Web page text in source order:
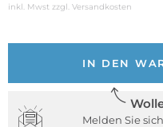
inkl. Mwst zzgl. Versandkosten
IN DEN
Melden Sie sich